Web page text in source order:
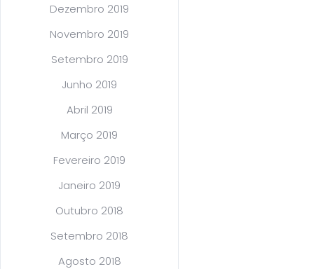
Dezembro 2019
Novembro 2019
Setembro 2019
Junho 2019
Abril 2019
Março 2019
Fevereiro 2019
Janeiro 2019
Outubro 2018
Setembro 2018
Agosto 2018